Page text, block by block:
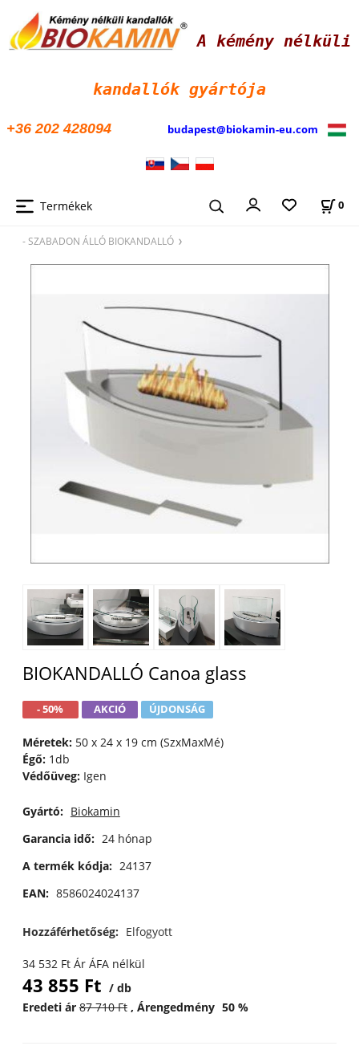
A kémény nélküli
kandallók gyártója
+36 202 428094 budapest@biokamin-eu.com
Termékek 0
- SZABADON ÁLLÓ BIOKANDALLÓ
BIOKANDALLÓ Canoa glass
- 50% AKCIÓ ÚJDONSÁG
Méretek:50 x 24 x 19 cm (SzxMaxMé)
Égő:1db
Védőüveg:Igen
Gyártó: Biokamin
Garancia idő: 24 hónap
A termék kódja: 24137
EAN: 8586024024137
Hozzáférhetőség: Elfogyott
34 532Ft Ár ÁFA nélkül
43 855 Ft
db
Eredeti ár 87 710Ft Árengedmény 50%